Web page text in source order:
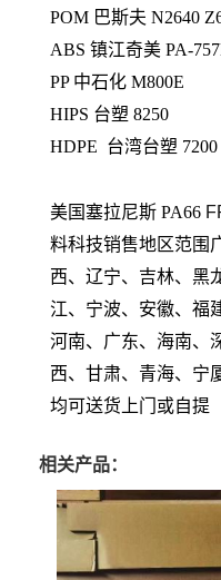
POM 巴斯夫 N2640
ABS 镇江奇美 PA-
PP 中石化 M800E
HIPS 台塑 8250
HDPE 台湾台塑 7200
美国塞拉尼斯 PA66
料科技销售地区范围
西、辽宁、吉林、黑
江、宁波、安徽、福
河南、广东、海南、
西、甘肃、青海、宁
均可送货上门或自提
相关产品：